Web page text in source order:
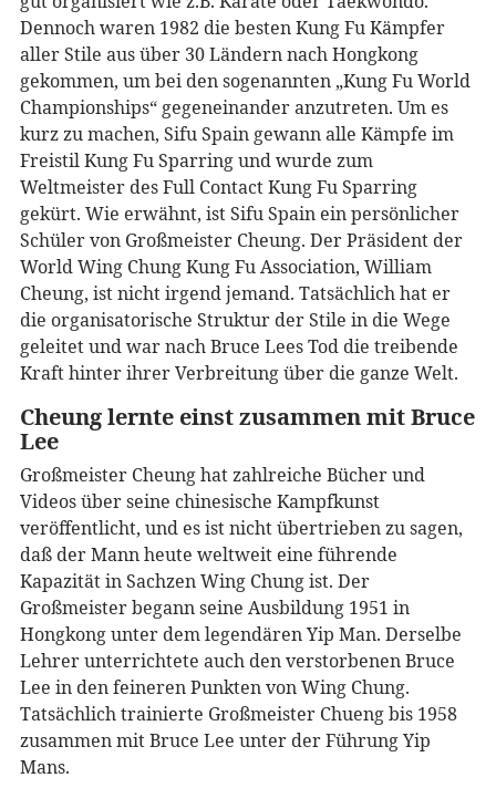
Dennoch waren 1982 die besten Kung Fu Kämpfer
aller Stile aus über 30 Ländern nach Hongkong
gekommen, um bei den sogenannten „Kung Fu World
Championships“ gegeneinander anzutreten. Um es
kurz zu machen, Sifu Spain gewann alle Kämpfe im
Freistil Kung Fu Sparring und wurde zum
Weltmeister des Full Contact Kung Fu Sparring
gekürt. Wie erwähnt, ist Sifu Spain ein persönlicher
Schüler von Großmeister Cheung. Der Präsident der
World Wing Chung Kung Fu Association, William
Cheung, ist nicht irgend jemand. Tatsächlich hat er
die organisatorische Struktur der Stile in die Wege
geleitet und war nach Bruce Lees Tod die treibende
Kraft hinter ihrer Verbreitung über die ganze Welt.
Cheung lernte einst zusammen mit Bruce
Lee
Großmeister Cheung hat zahlreiche Bücher und
Videos über seine chinesische Kampfkunst
veröffentlicht, und es ist nicht übertrieben zu sagen,
daß der Mann heute weltweit eine führende
Kapazität in Sachzen Wing Chung ist. Der
Großmeister begann seine Ausbildung 1951 in
Hongkong unter dem legendären Yip Man. Derselbe
Lehrer unterrichtete auch den verstorbenen Bruce
Lee in den feineren Punkten von Wing Chung.
Tatsächlich trainierte Großmeister Chueng bis 1958
zusammen mit Bruce Lee unter der Führung Yip
Mans.